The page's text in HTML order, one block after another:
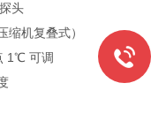
不锈钢探头
缩机复叠式）
1℃ 可调